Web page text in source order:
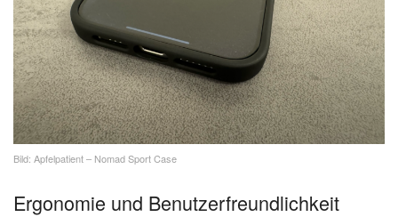
Bild: Apfelpatient – Nomad Sport Case
Ergonomie und Benutzerfreundlichkeit